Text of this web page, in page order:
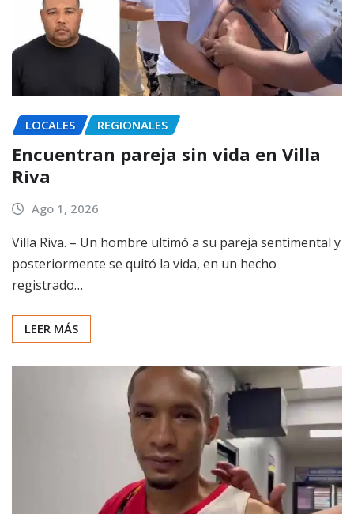
LOCALES REGIONALES
Encuentran pareja sin vida en Villa
Riva
Ago 1, 2026
Villa Riva. – Un hombre ultimó a su pareja sentimental y
posteriormente se quitó la vida, en un hecho
registrado…
LEER MÁS